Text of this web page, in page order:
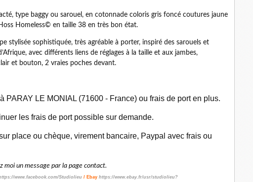
type baggy ou sarouel, en cotonnade coloris gris foncé coutures jaune
Homeless© en taille 38 en très bon état.
stylisée sophistiquée, très agréable à porter, inspiré des sarouels et
avec différents liens de réglages à la taille et aux jambes,
et bouton, 2 vraies poches devant.
PARAY LE MONIAL (71600 - France) ou frais de port en plus.
les frais de port possible sur demande.
place ou chèque, virement bancaire, Paypal avec frais ou
moi un message par la page contact.
www.facebook.com/Studiolieu / Ebay https://www.ebay.fr/usr/studiolieu?